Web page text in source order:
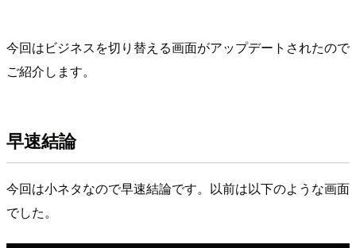
今回はビジネスを切り替える画面がアップデートされたので
ご紹介します。
早速結論
今回は小ネタなので早速結論です。以前は以下のような画面
でした。